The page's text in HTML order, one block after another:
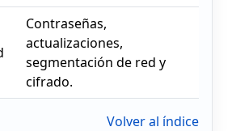
Contraseñas,
actualizaciones,
segmentación de red y
cifrado.
Volver al índice